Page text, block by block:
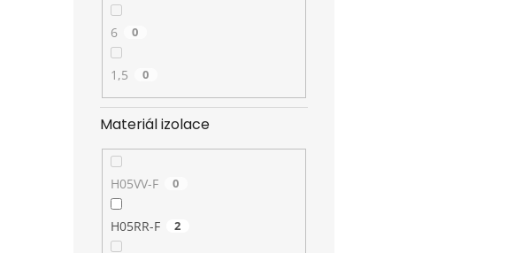
6 0
1,5 0
Materiál izolace
H05VV-F 0
H05RR-F 2